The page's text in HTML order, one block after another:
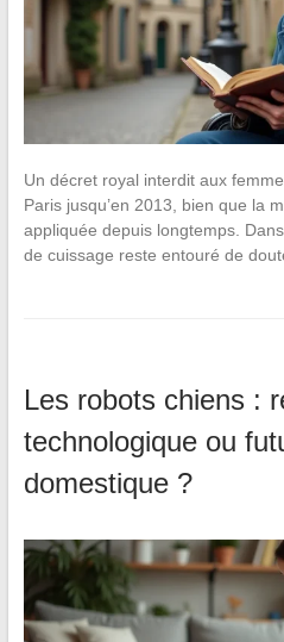
Un décret royal interdit aux
Paris jusqu’en 2013, bien que la
appliquée depuis longtemps.
de cuissage reste entouré de
Les robots chiens :
technologique ou
domestique ?